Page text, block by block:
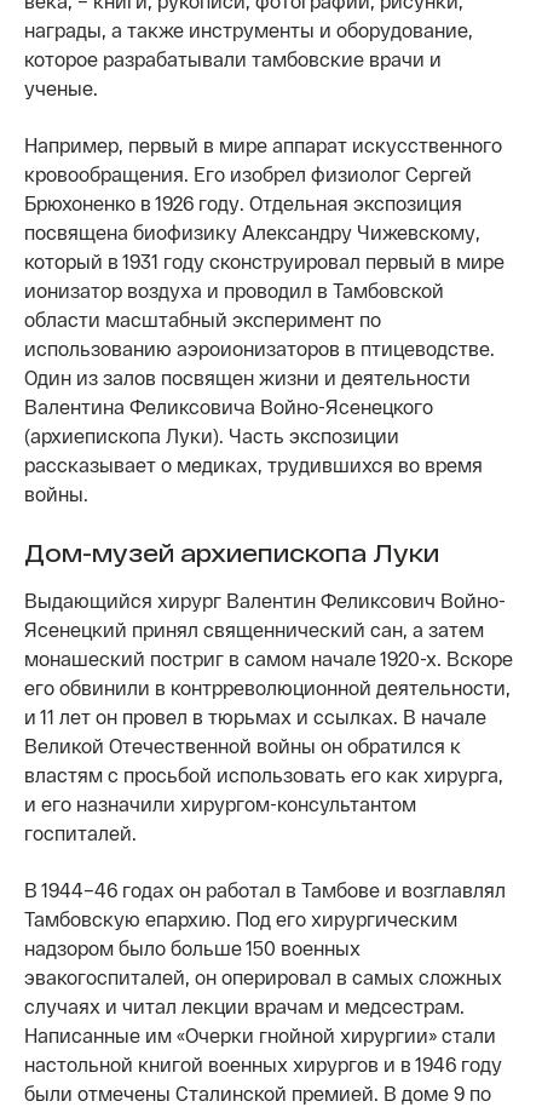
награды, а также инструменты и оборудование,
которое разрабатывали тамбовские врачи и
ученые.
Например, первый в мире аппарат искусственного
кровообращения. Его изобрел физиолог Сергей
Брюхоненко в 1926 году. Отдельная экспозиция
посвящена биофизику Александру Чижевскому,
который в 1931 году сконструировал первый в мире
ионизатор воздуха и проводил в Тамбовской
области масштабный эксперимент по
использованию аэроионизаторов в птицеводстве.
Один из залов посвящен жизни и деятельности
Валентина Феликсовича Войно-Ясенецкого
(архиепископа Луки). Часть экспозиции
рассказывает о медиках, трудившихся во время
войны.
Дом-музей архиепископа Луки
Выдающийся хирург Валентин Феликсович Войно-
Ясенецкий принял священнический сан, а затем
монашеский постриг в самом начале 1920-х. Вскоре
его обвинили в контрреволюционной деятельности,
и 11 лет он провел в тюрьмах и ссылках. В начале
Великой Отечественной войны он обратился к
властям с просьбой использовать его как хирурга,
и его назначили хирургом-консультантом
госпиталей.
В 1944–46 годах он работал в Тамбове и возглавлял
Тамбовскую епархию. Под его хирургическим
надзором было больше 150 военных
эвакогоспиталей, он оперировал в самых сложных
случаях и читал лекции врачам и медсестрам.
Написанные им «Очерки гнойной хирургии» стали
настольной книгой военных хирургов и в 1946 году
были отмечены Сталинской премией. В доме 9 по